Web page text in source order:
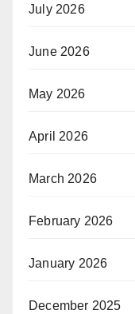
July 2026
June 2026
May 2026
April 2026
March 2026
February 2026
January 2026
December 2025